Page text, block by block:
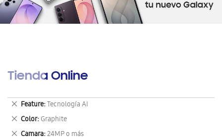
Tienda Online
Feature Tecnología AI
Eliminar
este
artículo
Color Graphite
Eliminar
este
Camara 24MP o más
Eliminar